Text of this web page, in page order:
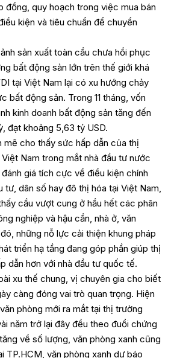
đồng, quy hoạch trong việc mua bán
kiện và tiêu chuẩn để chuyển
sản xuất toàn cầu chưa hồi phục
bất động sản lớn trên thế giới khá
tại Việt Nam lại có xu hướng chảy
bất động sản. Trong 11 tháng, vốn
kinh doanh bất động sản tăng đến
đạt khoảng 5,63 tỷ USD.
mẽ cho thấy sức hấp dẫn của thị
Nam trong mắt nhà đầu tư nước
giá tích cực về điều kiện chính
tư, dân số hay đô thị hóa tại Việt Nam,
cầu vượt cung ở hầu hết các phân
nghiệp và hậu cần, nhà ở, văn
những nỗ lực cải thiện khung pháp
triển hạ tầng đang góp phần giúp thị
dẫn hơn với nhà đầu tư quốc tế.
xu thế chung, vị chuyên gia cho biết
càng đóng vai trò quan trọng. Hiện
phòng mới ra mắt tại thị trường
năm trở lại đây đều theo đuổi chứng
về số lượng, văn phòng xanh cũng
TP.HCM, văn phòng xanh dự báo